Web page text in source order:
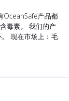
OceanSafe产品都
毒素。 我们的产
现在市场上：毛